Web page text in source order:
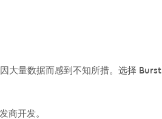
大量数据而感到不知所措。选择 Burst
商开发。